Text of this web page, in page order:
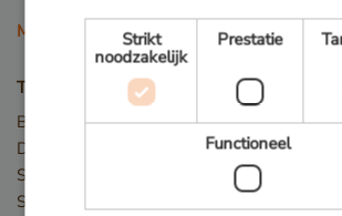
Meer houtsoorten
Toepassingen
Bruggen
Damwand / Beschoeiing
Straatmeubilair
Speeltoestellen
Strikt
noodzakelijk
Prestatie
Functioneel